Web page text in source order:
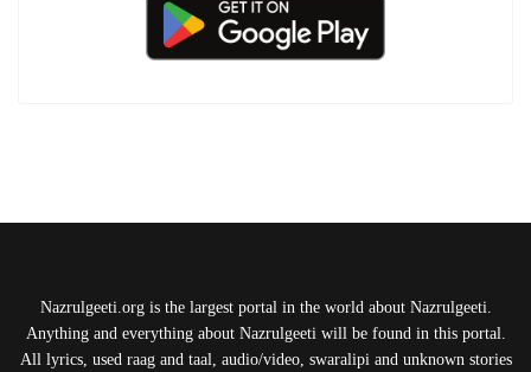
Nazrulgeeti.org is the largest portal in the world about Nazrulgeeti.
Anything and everything about Nazrulgeeti will be found in this portal.
All lyrics, used raag and taal, audio/video, swaralipi and unknown stories